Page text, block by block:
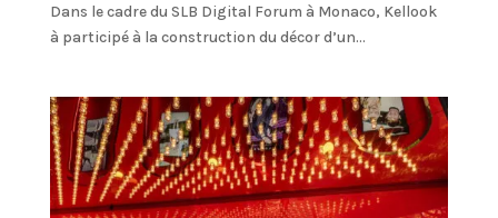
Dans le cadre du SLB Digital Forum à Monaco, Kellook
à participé à la construction du décor d’un...